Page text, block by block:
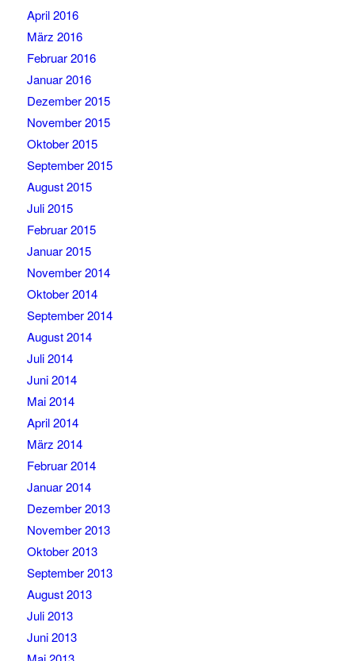
April 2016
März 2016
Februar 2016
Januar 2016
Dezember 2015
November 2015
Oktober 2015
September 2015
August 2015
Juli 2015
Februar 2015
Januar 2015
November 2014
Oktober 2014
September 2014
August 2014
Juli 2014
Juni 2014
Mai 2014
April 2014
März 2014
Februar 2014
Januar 2014
Dezember 2013
November 2013
Oktober 2013
September 2013
August 2013
Juli 2013
Juni 2013